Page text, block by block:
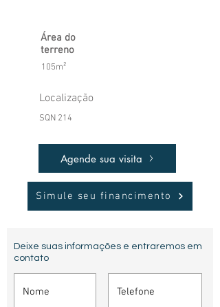
Área do
terreno
105m²
Localização
SQN 214
Agende sua visita
Simule seu financimento
Deixe suas informações e entraremos em
contato